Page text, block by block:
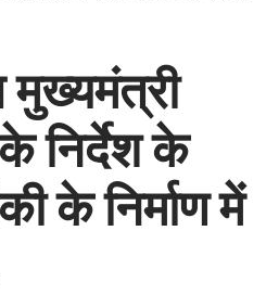
मुख्यमंत्री
निर्देश के
के निर्माण में